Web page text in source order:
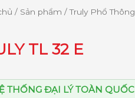
/ Sản phẩm /Truly Phổ Thông
TL 32 E
THỐNG ĐẠI LÝ TOÀN QUỐC